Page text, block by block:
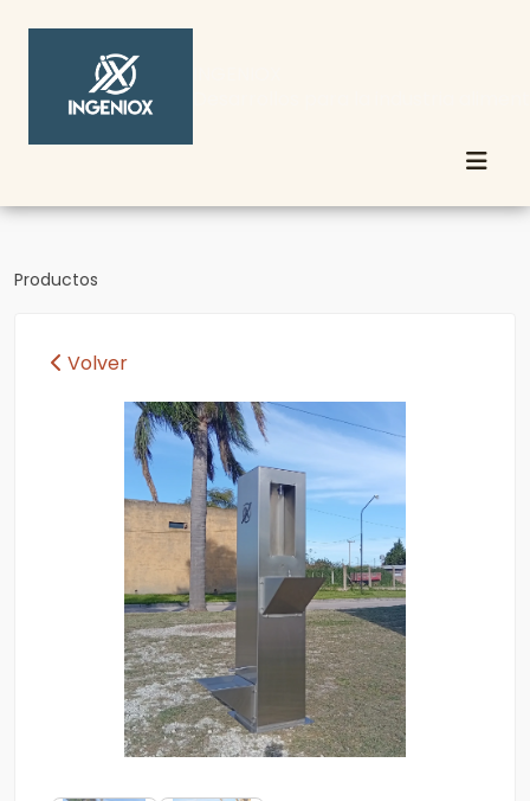
Productos
Volver